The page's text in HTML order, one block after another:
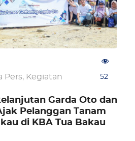
Pers, Kegiatan 52
Garda Oto dan
Pelanggan Tanam
di KBA Tua Bakau